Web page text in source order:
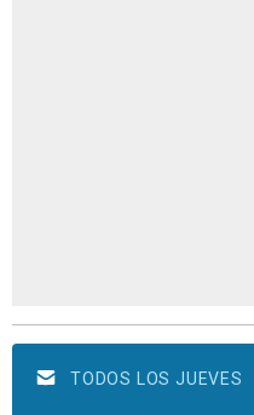
TODOS LOS JUEVES